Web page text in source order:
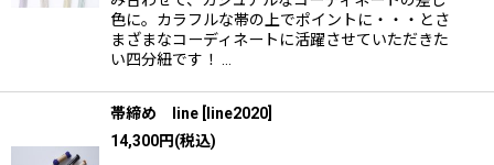
色に。カラフルな帯の上でポイントに・・・とさ
まざまなコーディネートに活躍させていただきた
い四分紐です！ …
帯締め line line2020
14,300円(税込)